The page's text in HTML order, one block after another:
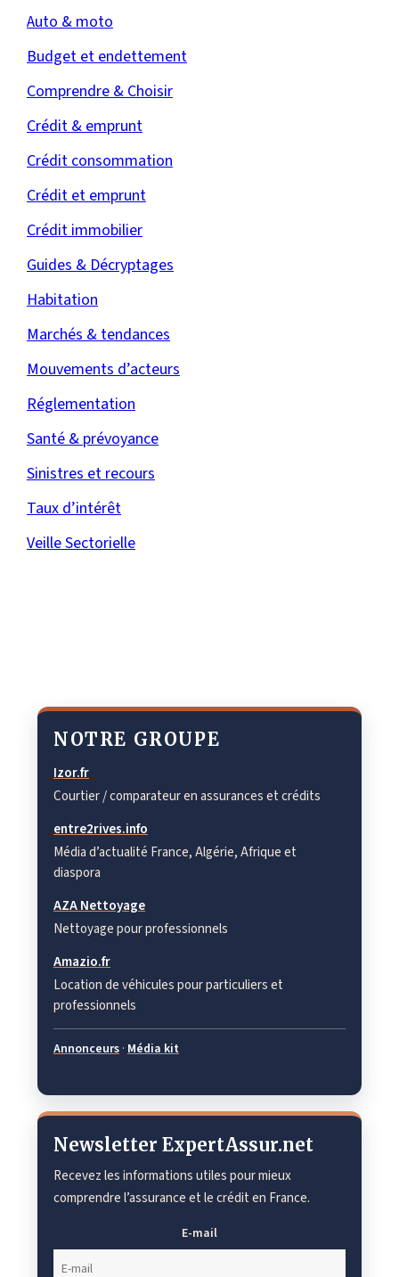
Auto & moto
Budget et endettement
Comprendre & Choisir
Crédit & emprunt
Crédit consommation
Crédit et emprunt
Crédit immobilier
Guides & Décryptages
Habitation
Marchés & tendances
Mouvements d’acteurs
Réglementation
Santé & prévoyance
Sinistres et recours
Taux d’intérêt
Veille Sectorielle
NOTRE GROUPE
Izor.fr
Courtier / comparateur en assurances et crédits
entre2rives.info
Média d’actualité France, Algérie, Afrique et
diaspora
AZA Nettoyage
Nettoyage pour professionnels
Amazio.fr
Location de véhicules pour particuliers et
professionnels
Annonceurs · Média kit
Newsletter ExpertAssur.net
Recevez les informations utiles pour mieux
comprendre l’assurance et le crédit en France.
E-mail